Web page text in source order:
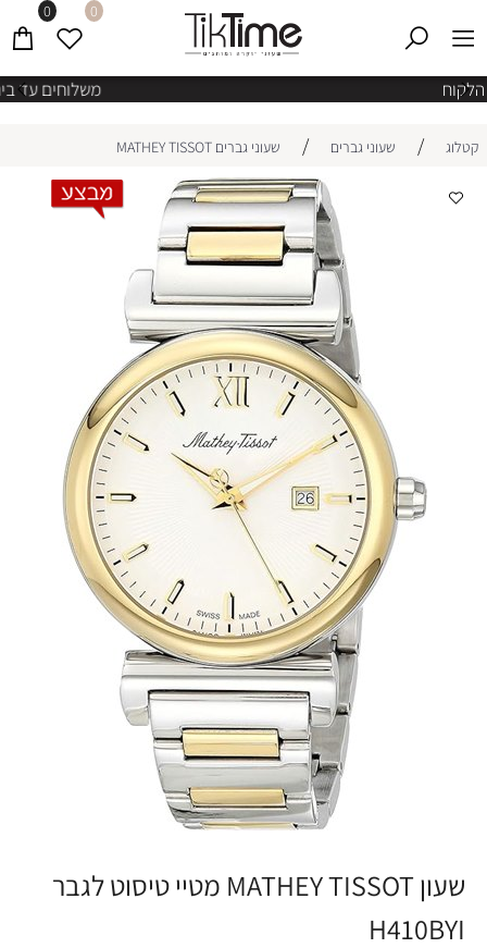
0 0
קטלוג / שעוני גברים / שעוני גברים MATHEY TISSOT
שעון MATHEY TISSOT מטיי טיסוט לגבר
H410BYI